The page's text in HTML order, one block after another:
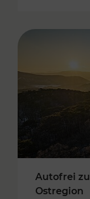
Autofrei
Ostregion